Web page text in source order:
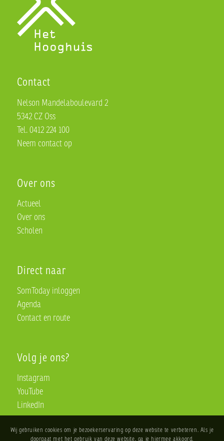
Contact
Nelson Mandelaboulevard 2
5342 CZ Oss
Tel. 0412 224 100
Neem contact op
Over ons
Actueel
Over ons
Scholen
Direct naar
SomToday inloggen
Agenda
Contact en route
Volg je ons?
Instagram
YouTube
LinkedIn
Wij gebruiken cookies om je bezoekerservaring op deze website te verbeteren. Als je
doorgaat met het gebruik van deze website, ga je hiermee akkoord.